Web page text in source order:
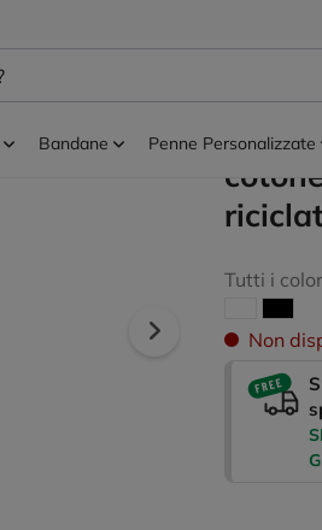
Bandane Penne Personalizzate
VL
Tutti i
Non